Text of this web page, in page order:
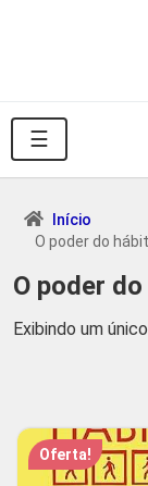
☰
Início
O poder do
O poder
Exibindo um
Oferta!